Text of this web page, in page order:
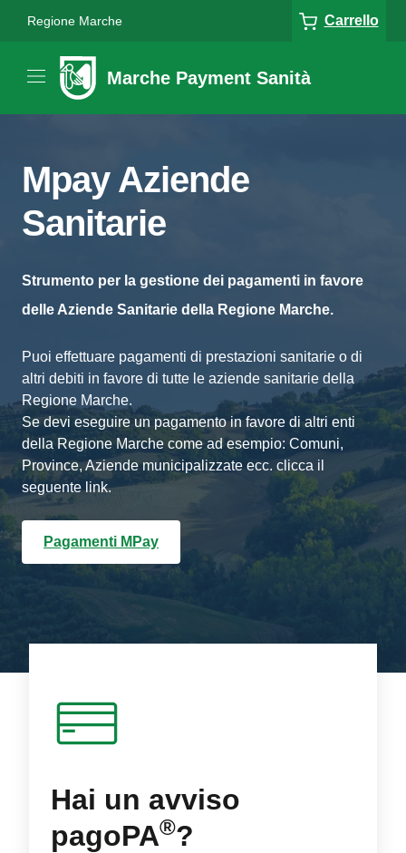
Regione Marche Carrello
Marche Payment Sanità
Mpay Aziende
Sanitarie
Strumento per la gestione dei pagamenti in favore
delle Aziende Sanitarie della Regione Marche.
Puoi effettuare pagamenti di prestazioni sanitarie o di
altri debiti in favore di tutte le aziende sanitarie della
Regione Marche.
Se devi eseguire un pagamento in favore di altri enti
della Regione Marche come ad esempio: Comuni,
Province, Aziende municipalizzate ecc. clicca il
seguente link.
Pagamenti MPay
Hai un avviso
pagoPA®?